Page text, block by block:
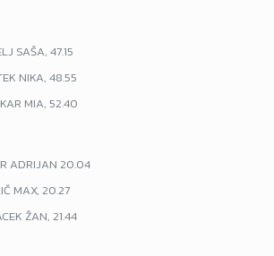
SAŠA, 47.15
NIKA, 48.55
MIA, 52.40
ADRIJAN 20.04
MAX, 20.27
ŽAN, 21.44